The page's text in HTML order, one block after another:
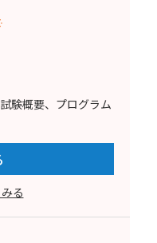
験概要、プログラム
る